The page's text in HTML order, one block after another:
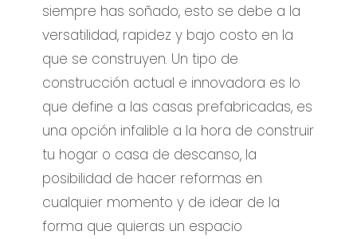
siempre has soñado, esto se debe a la
versatilidad, rapidez y bajo costo en la
que se construyen. Un tipo de
construcción actual e innovadora es lo
que define a las casas prefabricadas, es
una opción infalible a la hora de construir
tu hogar o casa de descanso, la
posibilidad de hacer reformas en
cualquier momento y de idear de la
forma que quieras un espacio